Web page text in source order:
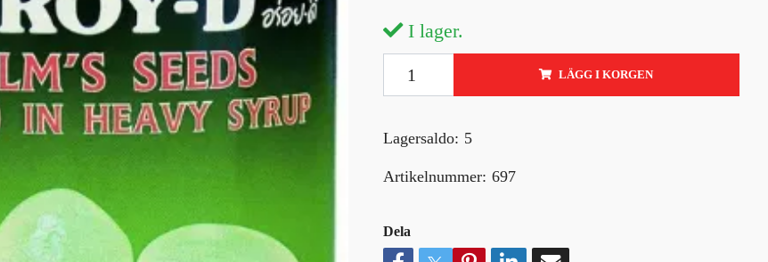
I lager.
LÄGG I KORGEN
Lagersaldo: 5
Artikelnummer: 697
Dela